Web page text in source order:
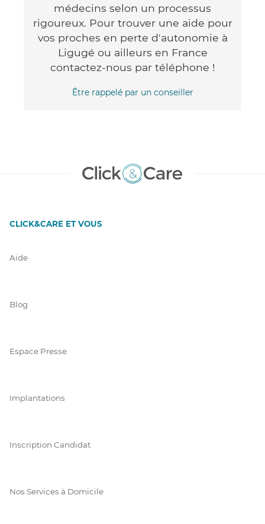
médecins selon un processus
rigoureux. Pour trouver une aide pour
vos proches en perte d'autonomie à
Ligugé ou ailleurs en France
contactez-nous par téléphone !
Être rappelé par un conseiller
CLICK&CARE ET VOUS
Aide
Blog
Espace Presse
Implantations
Inscription Candidat
Nos Services à Domicile